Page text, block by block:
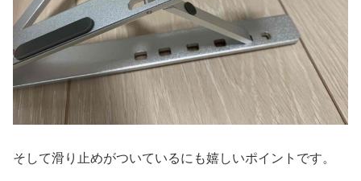
そして滑り止めがついているにも嬉しいポイントです。